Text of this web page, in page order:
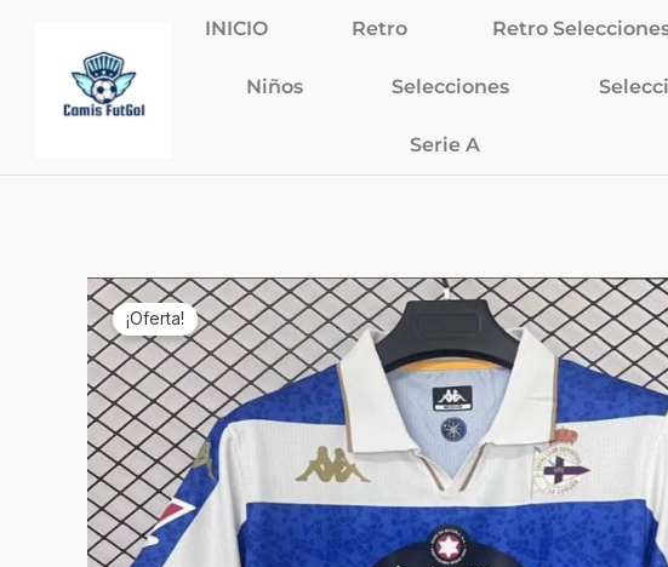
contenido
INICIO Retro Retro
Niños Selecciones
Serie A
¡Oferta!